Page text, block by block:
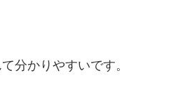
分かりやすいです。